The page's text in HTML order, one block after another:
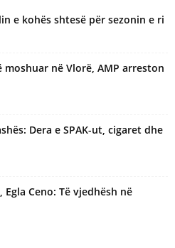
e kohës shtesë për sezonin e ri
në Vlorë, AMP arreston
Dera e SPAK-ut, cigaret dhe
Ceno: Të vjedhësh në